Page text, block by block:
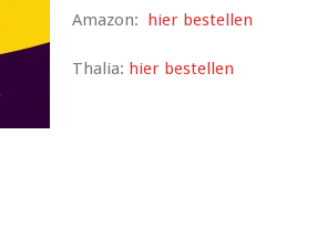
Amazon: hier bestellen
Thalia: hier bestellen